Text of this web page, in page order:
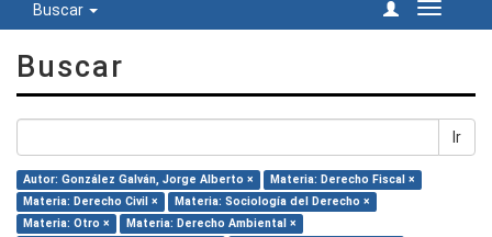
Buscar
Cambiar
Buscar
Ir
Autor: González Galván, Jorge Alberto ×
Materia: Derecho Fiscal ×
Materia: Derecho Civil ×
Materia: Sociología del Derecho ×
Materia: Otro ×
Materia: Derecho Ambiental ×